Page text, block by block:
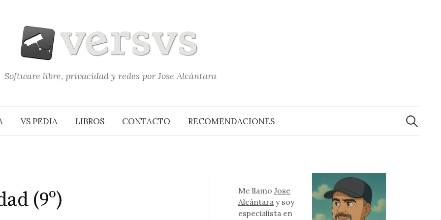
Software libre, privacidad y redes por Jose Alcántara
VS PEDIA LIBROS CONTACTO RECOMENDACIONES
Buscar:
(9º) Me llamoJose
Alcántara y soy
especialista en